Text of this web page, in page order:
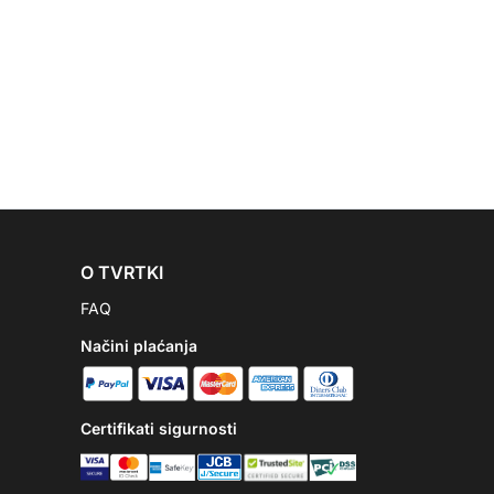
O TVRTKI
FAQ
Načini plaćanja
Certifikati sigurnosti